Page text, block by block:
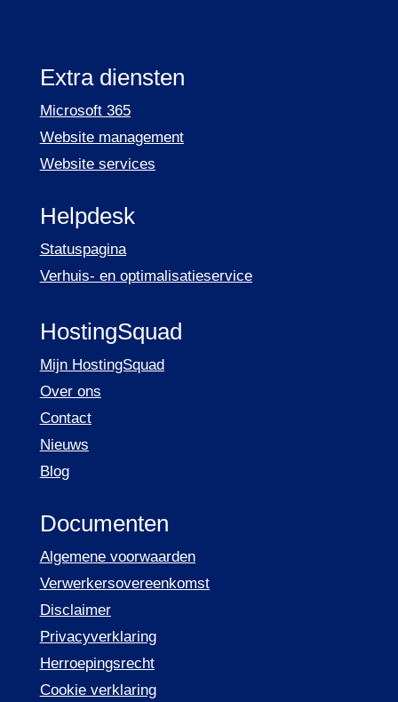
Extra diensten
Microsoft 365
Website management
Website services
Helpdesk
Statuspagina
Verhuis- en optimalisatieservice
HostingSquad
Mijn HostingSquad
Over ons
Contact
Nieuws
Blog
Documenten
Algemene voorwaarden
Verwerkersovereenkomst
Disclaimer
Privacyverklaring
Herroepingsrecht
Cookie verklaring